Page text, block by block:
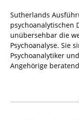
Sutherlands
psychoanalytischen
unübersehbar die
Psychoanalyse. Sie
Psychoanalytiker
Angehörige